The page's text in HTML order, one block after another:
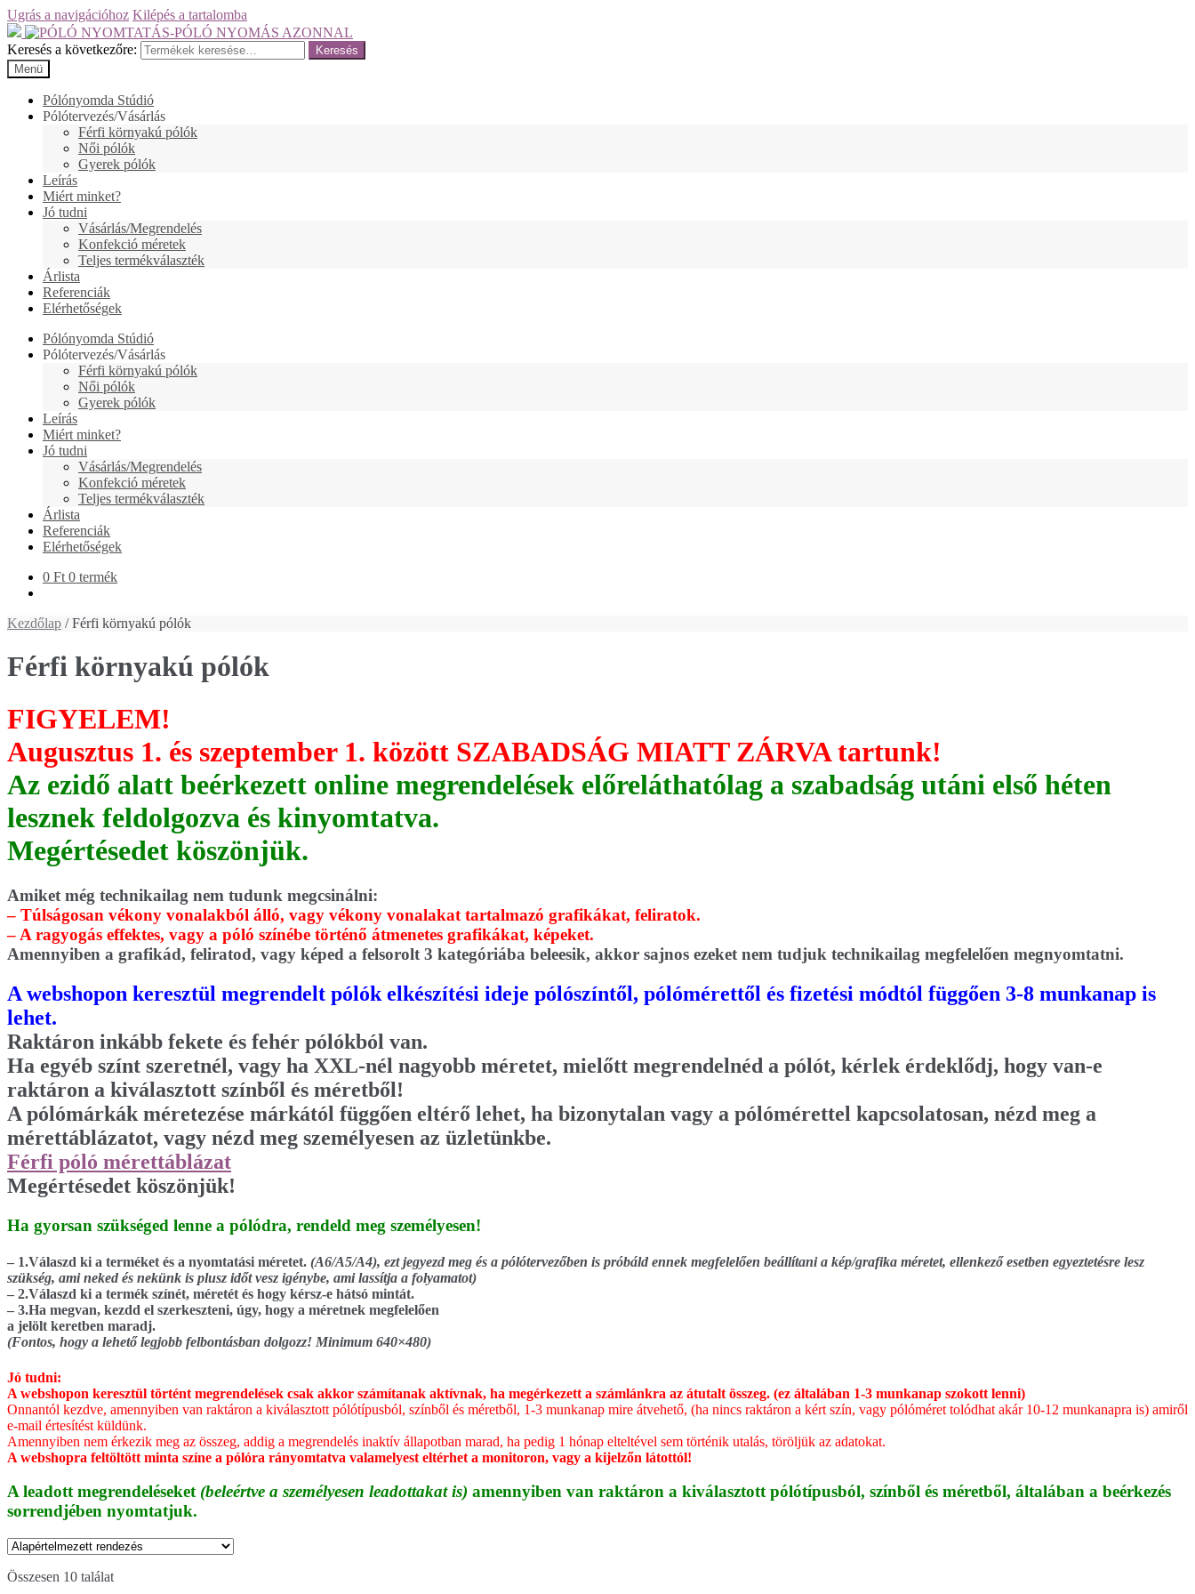
Ugrás a navigációhoz Kilépés a tartalomba
Keresés a következőre:
Keresés
Menü
Pólónyomda Stúdió
Pólótervezés/Vásárlás
Férfi környakú pólók
Női pólók
Gyerek pólók
Leírás
Miért minket?
Jó tudni
Vásárlás/Megrendelés
Konfekció méretek
Teljes termékválaszték
Árlista
Referenciák
Elérhetőségek
Pólónyomda Stúdió
Pólótervezés/Vásárlás
Férfi környakú pólók
Női pólók
Gyerek pólók
Leírás
Miért minket?
Jó tudni
Vásárlás/Megrendelés
Konfekció méretek
Teljes termékválaszték
Árlista
Referenciák
Elérhetőségek
0 Ft 0 termék
Kezdőlap / Férfi környakú pólók
Férfi környakú pólók
FIGYELEM!
Augusztus 1. és szeptember 1. között SZABADSÁG MIATT ZÁRVA tartunk!
Az ezidő alatt beérkezett online megrendelések előreláthatólag a szabadság utáni első héten
lesznek feldolgozva és kinyomtatva.
Megértésedet köszönjük.
Amiket még technikailag nem tudunk megcsinálni:
– Túlságosan vékony vonalakból álló, vagy vékony vonalakat tartalmazó grafikákat, feliratok.
– A ragyogás effektes, vagy a póló színébe történő átmenetes grafikákat, képeket.
Amennyiben a grafikád, feliratod, vagy képed a felsorolt 3 kategóriába beleesik, akkor sajnos ezeket nem tudjuk technikailag megfelelően megnyomtatni.
A webshopon keresztül megrendelt pólók elkészítési ideje pólószíntől, pólómérettől és fizetési módtól függően 3-8 munkanap is
lehet.
Raktáron inkább fekete és fehér pólókból van.
Ha egyéb színt szeretnél, vagy ha XXL-nél nagyobb méretet, mielőtt megrendelnéd a pólót, kérlek érdeklődj, hogy van-e
raktáron a kiválasztott színből és méretből!
A pólómárkák méretezése márkától függően eltérő lehet, ha bizonytalan vagy a pólómérettel kapcsolatosan, nézd meg a
mérettáblázatot, vagy nézd meg személyesen az üzletünkbe.
Férfi póló mérettáblázat
Megértésedet köszönjük!
Ha gyorsan szükséged lenne a pólódra, rendeld meg személyesen!
– 1.Válaszd ki a terméket és a nyomtatási méretet. (A6/A5/A4), ezt jegyezd meg és a pólótervezőben is próbáld ennek megfelelően beállítani a kép/grafika méretet, ellenkező esetben egyeztetésre lesz
szükség, ami neked és nekünk is plusz időt vesz igénybe, ami lassítja a folyamatot)
– 2.Válaszd ki a termék színét, méretét és hogy kérsz-e hátsó mintát.
– 3.Ha megvan, kezdd el szerkeszteni, úgy, hogy a méretnek megfelelően
a jelölt keretben maradj.
(Fontos, hogy a lehető legjobb felbontásban dolgozz! Minimum 640×480)
Jó tudni:
A webshopon keresztül történt megrendelések csak akkor számítanak aktívnak, ha megérkezett a számlánkra az átutalt összeg. (ez általában 1-3 munkanap szokott lenni)
Onnantól kezdve, amennyiben van raktáron a kiválasztott pólótípusból, színből és méretből, 1-3 munkanap mire átvehető, (ha nincs raktáron a kért szín, vagy pólóméret tolódhat akár 10-12 munkanapra is) amiről
e-mail értesítést küldünk.
Amennyiben nem érkezik meg az összeg, addig a megrendelés inaktív állapotban marad, ha pedig 1 hónap elteltével sem történik utalás, töröljük az adatokat.
A webshopra feltöltött minta színe a pólóra rányomtatva valamelyest eltérhet a monitoron, vagy a kijelzőn látottól!
A leadott megrendeléseket (beleértve a személyesen leadottakat is) amennyiben van raktáron a kiválasztott pólótípusból, színből és méretből, általában a beérkezés
sorrendjében nyomtatjuk.
Összesen 10 találat